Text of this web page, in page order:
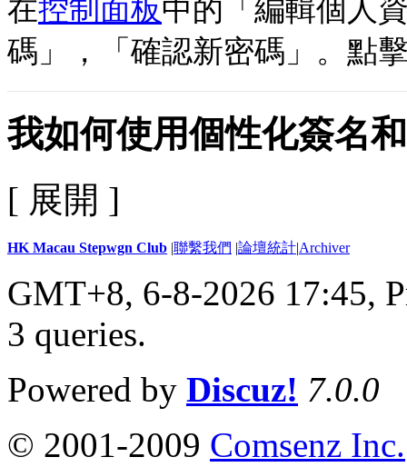
在控制面板中的「編輯個人
碼」，「確認新密碼」。點
我如何使用個性化簽名
[ 展開 ]
HK Macau Stepwgn Club |聯繫我們 |論壇統計|Archiver
GMT+8, 6-8-2026 17:45,
3 queries.
Powered by Discuz! 7.0.0
© 2001-2009 Comsenz Inc.